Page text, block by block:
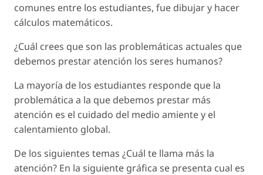
comunes entre los estudiantes, fue dibujar y hacer
cálculos matemáticos.
¿Cuál crees que son las problemáticas actuales que
debemos prestar atención los seres humanos?
La mayoría de los estudiantes responde que la
problemática a la que debemos prestar más
atención es el cuidado del medio amiente y el
calentamiento global.
De los siguientes temas ¿Cuál te llama más la
atención? En la siguiente gráfica se presenta cual es